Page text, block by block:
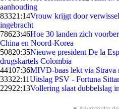
aanhouding
83321:14Vrouw krijgt door
ingebracht
78623:46Hoe 30 landen zich
China en Noord-Korea
50820:35Nieuwe president De la
drugskartels Colombia
44107:36MIVD-baas lekt via Strava
33322:11Uitslag PSV - Fortuna
22922:13Vollering slaat dubbelslag